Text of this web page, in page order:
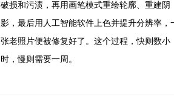
破损和污渍，再用画笔模式重绘轮廓、重建阴
影，最后用人工智能软件上色并提升分辨率，
张老照片便被修复好了。这个过程，快则数小
时，慢则需要一周。